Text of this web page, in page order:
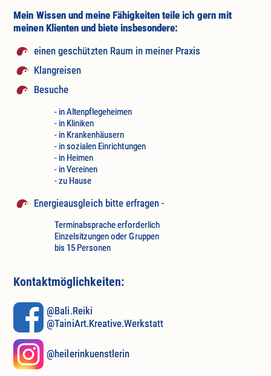
Mein Wissen und meine Fähigkeiten teile ich gern mit
meinen Klienten und biete insbesondere:
einen geschützten Raum in meiner Praxis
Klangreisen
Besuche
- in Altenpflegeheimen
- in Kliniken
- in Krankenhäusern
- in sozialen Einrichtungen
- in Heimen
- in Vereinen
- zu Hause
Energieausgleich bitte erfragen -
Terminabsprache erforderlich
Einzelsitzungen oder Gruppen
bis 15 Personen
Kontaktmöglichkeiten:
@Bali.Reiki
@TainiArt.Kreative.Werkstatt
@heilerinkuenstlerin